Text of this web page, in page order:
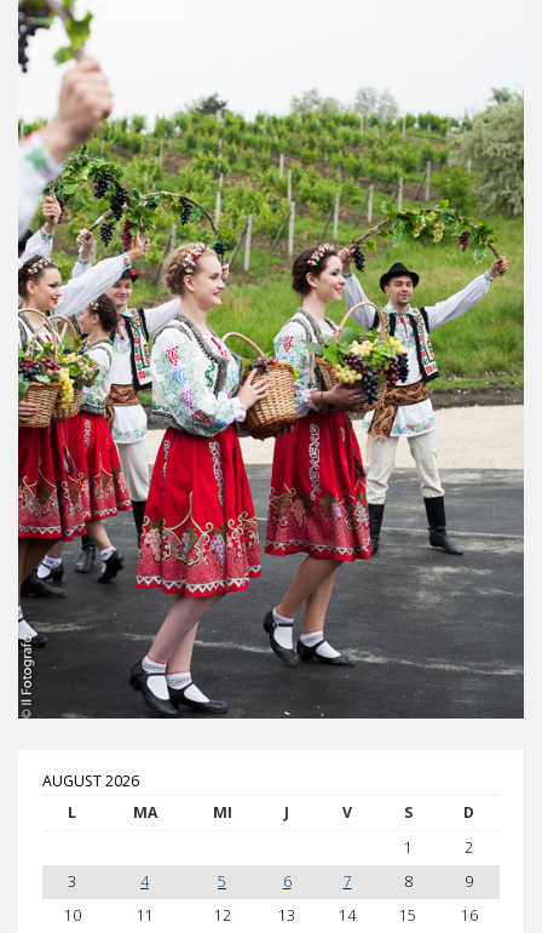
AUGUST 2026
L
MA MI J V S
D
1
2
3
4 5 6 7 8
9
10
11 12 13 14 15 16